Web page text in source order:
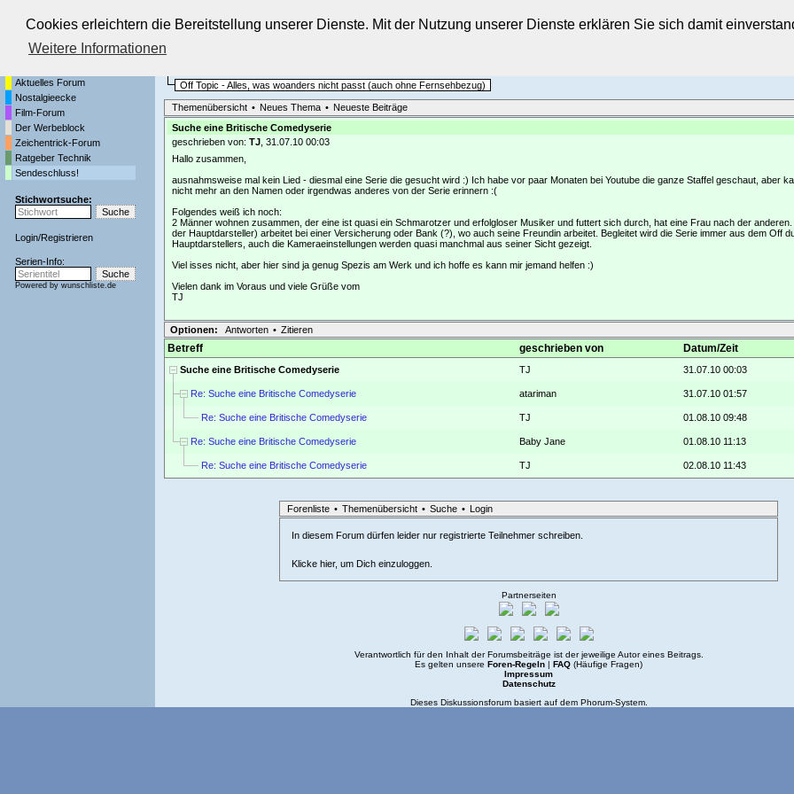
Cookies erleichtern die Bereitstellung unserer Dienste. Mit der Nutzung unserer Dienste erklären Sie sich damit
Weitere Informationen
Die Fernseh-Diskussionsforen von
Aktuelles Forum
Nostalgieecke
Film-Forum
Der Werbeblock
Zeichentrick-Forum
Ratgeber Technik
Sendeschluss!
Stichwortsuche:
Login/Registrieren
Serien-Info:
Powered by wunschliste.de
Off Topic - Alles, was woanders nicht passt (auch ohne Fernsehbezug)
Themenübersicht • Neues Thema • Neueste Beiträge
Suche eine Britische Comedyserie
geschrieben von: TJ, 31.07.10 00:03
Hallo zusammen,
ausnahmsweise mal kein Lied - diesmal eine Serie die gesucht wird :) Ich habe vor paar Monaten bei Youtube die ganze Staffel geschaut, aber
nicht mehr an den Namen oder irgendwas anderes von der Serie erinnern :(
Folgendes weiß ich noch:
2 Männer wohnen zusammen, der eine ist quasi ein Schmarotzer und erfolgloser Musiker und futtert sich durch, hat eine Frau nach der
der Hauptdarsteller) arbeitet bei einer Versicherung oder Bank (?), wo auch seine Freundin arbeitet. Begleitet wird die Serie immer aus dem Off
Hauptdarstellers, auch die Kameraeinstellungen werden quasi manchmal aus seiner Sicht gezeigt.
Viel isses nicht, aber hier sind ja genug Spezis am Werk und ich hoffe es kann mir jemand helfen :)
Vielen dank im Voraus und viele Grüße vom
TJ
Optionen: Antworten • Zitieren
Betreff geschrieben von Datum/Zeit
Suche eine Britische Comedyserie TJ 31.07.10 00:03
Re: Suche eine Britische Comedyserie atariman 31.07.10 01:57
Re: Suche eine Britische Comedyserie TJ 01.08.10 09:48
Re: Suche eine Britische Comedyserie Baby Jane 01.08.10 11:13
Re: Suche eine Britische Comedyserie TJ 02.08.10 11:43
Forenliste • Themenübersicht • Suche • Login
In diesem Forum dürfen leider nur registrierte Teilnehmer schreiben.
Klicke hier, um Dich einzuloggen.
Partnerseiten
Verantwortlich für den Inhalt der Forumsbeiträge ist der jeweilige Autor eines Beitrags.
Es gelten unsere Foren-Regeln FAQ (Häufige Fragen)
Impressum
Datenschutz
Dieses Diskussionsforum basiert auf dem Phorum-System.